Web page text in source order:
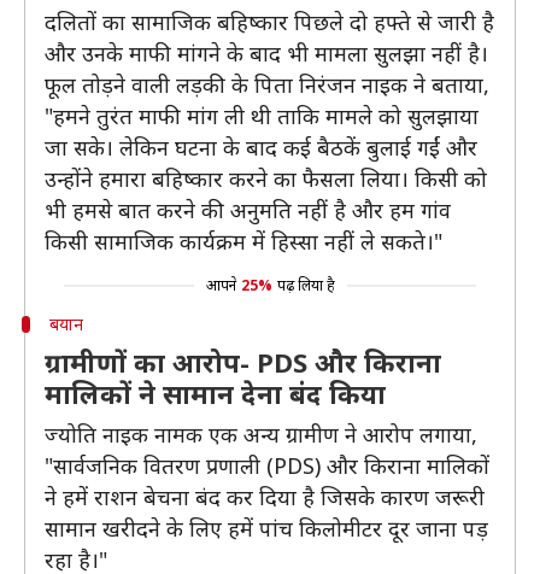
दलितों का सामाजिक बहिष्कार पिछले दो हफ्ते से जारी है
और उनके माफी मांगने के बाद भी मामला सुलझा नहीं है।
फूल तोड़ने वाली लड़की के पिता निरंजन नाइक ने बताया,
"हमने तुरंत माफी मांग ली थी ताकि मामले को सुलझाया
जा सके। लेकिन घटना के बाद कई बैठकें बुलाई गईं और
उन्होंने हमारा बहिष्कार करने का फैसला लिया। किसी को
भी हमसे बात करने की अनुमति नहीं है और हम गांव
किसी सामाजिक कार्यक्रम में हिस्सा नहीं ले सकते।"
आपने 25% पढ़ लिया है
बयान
ग्रामीणों का आरोप- PDS और किराना
मालिकों ने सामान देना बंद किया
ज्योति नाइक नामक एक अन्य ग्रामीण ने आरोप लगाया,
"सार्वजनिक वितरण प्रणाली (PDS) और किराना मालिकों
ने हमें राशन बेचना बंद कर दिया है जिसके कारण जरूरी
सामान खरीदने के लिए हमें पांच किलोमीटर दूर जाना पड़
रहा है।"